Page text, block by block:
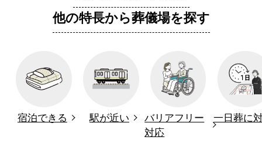
他の特長から葬儀場を探す
宿泊できる 駅が近い
バリアフリー
対応
一日葬に